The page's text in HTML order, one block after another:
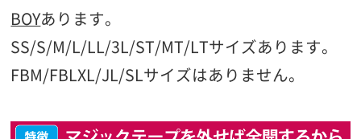
BOYあります。
SS/S/M/L/LL/3L/ST/MT/LTサイズあります。
FBM/FBLXL/JL/SLサイズはありません。